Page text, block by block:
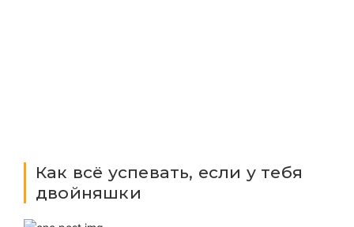
Как всё успевать, если у тебя
двойняшки